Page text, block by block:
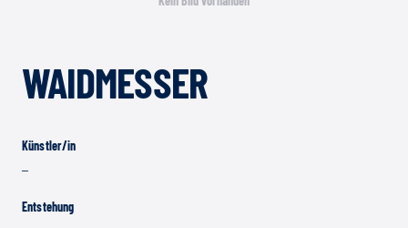
WAIDMESSER
Künstler/in
–
Entstehung